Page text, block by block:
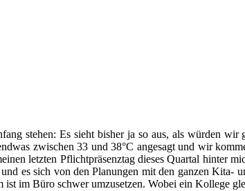
stehen: Es sieht bisher ja so aus, als würden
zwischen 33 und 38°C angesagt und wir
letzten Pflichtpräsenztag dieses Quartal hinter
es sich von den Planungen mit den ganzen
ist im Büro schwer umzusetzen. Wobei ein Kollege